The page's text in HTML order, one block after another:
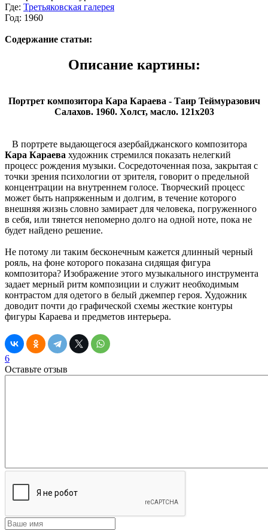
Где: Третьяковская галерея
Год: 1960
Содержание статьи:
Описание картины:
Портрет композитора Кара Караева - Таир Теймуразович
Салахов. 1960. Холст, масло. 121х203
В портрете выдающегося азербайджанского композитора
Кара Караева художник стремился показать нелегкий
процесс рождения музыки. Сосредоточенная поза, закрытая с
точки зрения психологии от зрителя, говорит о предельной
концентрации на внутреннем голосе. Творческий процесс
может быть напряженным и долгим, в течение которого
внешняя жизнь словно замирает для человека, погруженного
в себя, или тянется непомерно долго на одной ноте, пока не
будет найдено решение.
Не потому ли таким бесконечным кажется длинный черный
рояль, на фоне которого показана сидящая фигура
композитора? Изображение этого музыкального инструмента
задает мерный ритм композиции и служит необходимым
контрастом для одетого в белый джемпер героя. Художник
доводит почти до графической схемы жесткие контуры
фигуры Караева и предметов интерьера.
6
Оставьте отзыв